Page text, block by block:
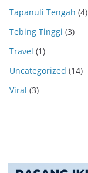
Tapanuli Tengah (4)
Tebing Tinggi (3)
Travel (1)
Uncategorized (14)
Viral (3)